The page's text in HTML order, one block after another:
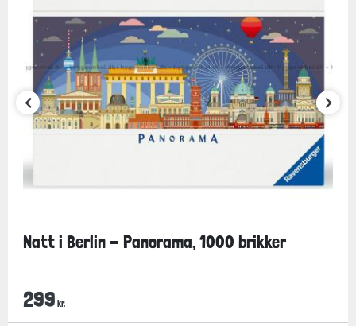
Natt i Berlin - Panorama, 1000 brikker
299 kr.